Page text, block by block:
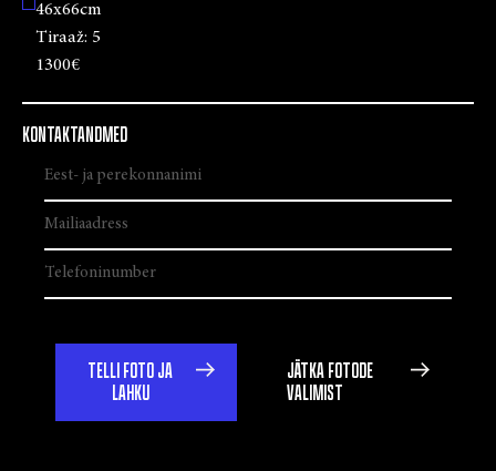
46x66cm
Tiraaž: 5
1300€
KONTAKTANDMED
TELLI FOTO JA
LAHKU
JÄTKA FOTODE
VALIMIST